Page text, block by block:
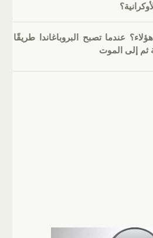
عندما تصبح البروباغاندا طريقًا
ثم إلى الموت